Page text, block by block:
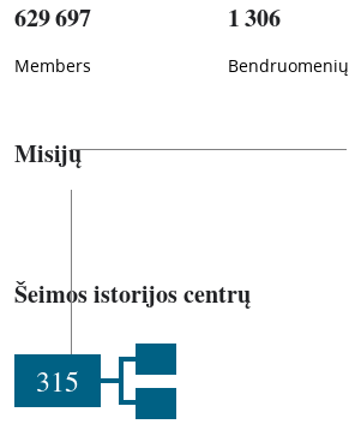
629 697
Members
1 306
Bendruomenių
Misijų
Šeimos istorijos centrų
315